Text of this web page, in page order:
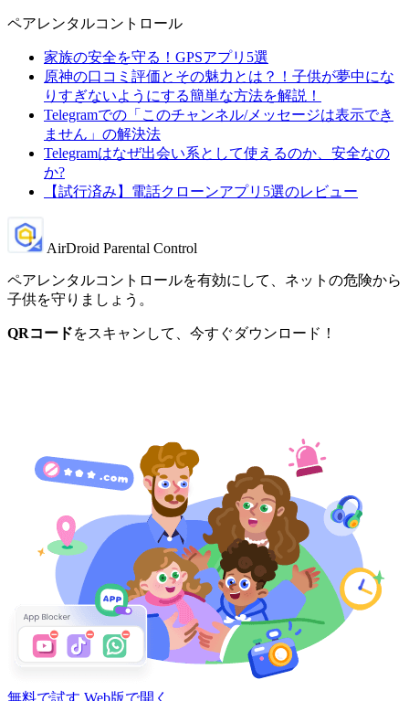
ペアレンタルコントロール
家族の安全を守る！GPSアプリ5選
原神の口コミ評価とその魅力とは？！子供が夢中にな
りすぎないようにする簡単な方法を解説！
Telegramでの「このチャンネル/メッセージは表示でき
ません」の解決法
Telegramはなぜ出会い系として使えるのか、安全なの
か?
【試行済み】電話クローンアプリ5選のレビュー
AirDroid Parental Control
ペアレンタルコントロールを有効にして、ネットの危険から
子供を守りましょう。
QRコードをスキャンして、今すぐダウンロード！
無料で試す Web版で開く